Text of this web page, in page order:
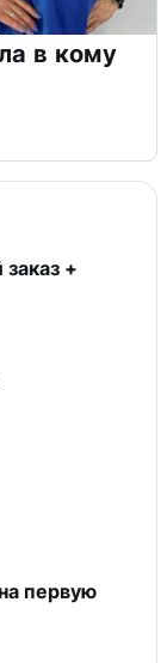
в кому
+
первую